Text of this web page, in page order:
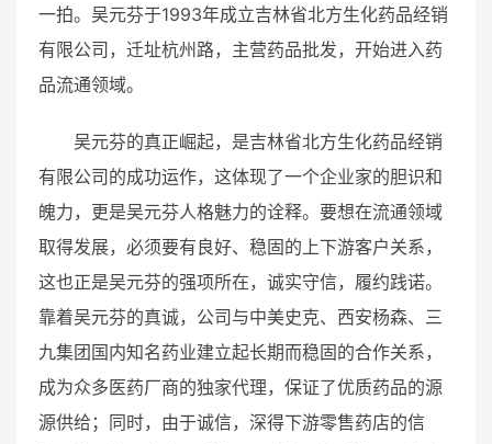
一拍。吴元芬于1993年成立吉林省北方生化药品经销
有限公司，迁址杭州路，主营药品批发，开始进入药
品流通领域。
吴元芬的真正崛起，是吉林省北方生化药品经销
有限公司的成功运作，这体现了一个企业家的胆识和
魄力，更是吴元芬人格魅力的诠释。要想在流通领域
取得发展，必须要有良好、稳固的上下游客户关系，
这也正是吴元芬的强项所在，诚实守信，履约践诺。
靠着吴元芬的真诚，公司与中美史克、西安杨森、三
九集团国内知名药业建立起长期而稳固的合作关系，
成为众多医药厂商的独家代理，保证了优质药品的源
源供给；同时，由于诚信，深得下游零售药店的信